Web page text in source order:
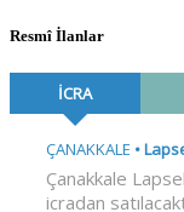
Resmî İlanlar